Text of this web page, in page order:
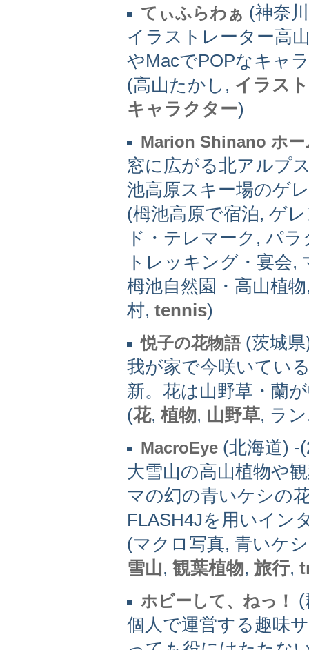
てぃふらわぁ (神奈
イラストレーター高
やMacでPOPなキャ
(高山たかし, イラスト
キャラクター)
Marion Shinano ホー
窓に広がる北アルプ
池高原スキー場のゲ
(栂池高原で宿泊, ゲ
ド・テレマーク, パ
トレッキング・宴会
栂池自然園・高山植
村, tennis)
悦子の花物語(茨城県
我が家で今咲いてい
新。花は山野草・蘭
(花, 植物, 山野草, ラ
MacroEye (北海道) -
大雪山の高山植物や
マの幻の青いケシの
FLASH4Jを用いイン
(マクロ写真, 青いケ
雪山, 観葉植物, 旅行,
ホビーして、ねっ！
(
個人で運営する趣味